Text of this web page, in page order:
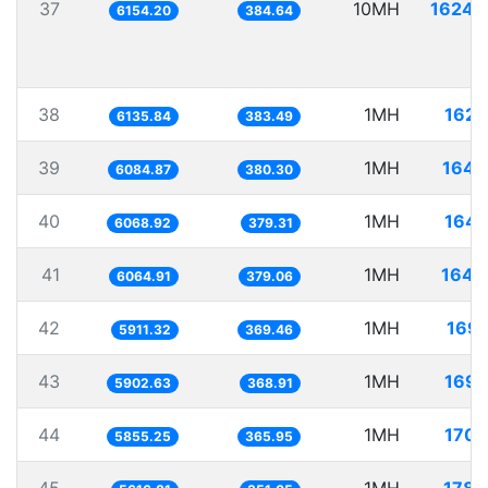
37 6154.20 384.64 10MH
38 6135.84 383.49 1MH
39 6084.87 380.30 1MH
40 6068.92 379.31 1MH
41 6064.91 379.06 1MH
42 5911.32 369.46 1MH
43 5902.63 368.91 1MH
44 5855.25 365.95 1MH